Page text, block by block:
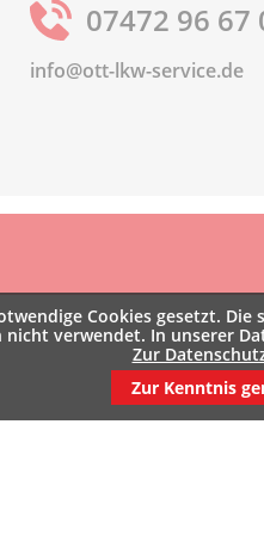
07472 96 67
info@ott-lkw-service.de
Cookies gesetzt.
verwendet. In unserer
Zur
Zur Kenntnis